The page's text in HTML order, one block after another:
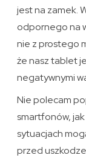
jest na zamek.
odpornego na
nie z prostego
że nasz tablet
negatywnymi
Nie polecam
smartfonów,
sytuacjach
przed